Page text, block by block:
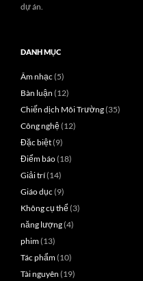
dự án.
DANH MỤC
Âm nhạc (5)
Bàn luận (12)
Chiến dịch Môi Trường(35)
Công nghệ (12)
Đặc biệt(9)
Điểm báo(18)
Giải trí(14)
Giáo dục (9)
Không cụ thể (3)
năng lượng(4)
phim(13)
Tác phẩm(10)
Tài nguyên (19)